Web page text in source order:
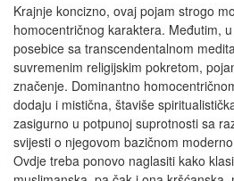
Krajnje koncizno, ovaj pojam strogo
homocentričnog karaktera. Međutim,
posebice sa transcendentalnom
suvremenim religijskim pokretom,
značenje. Dominantno
dodaju i mistična, štaviše
zasigurno u potpunoj suprotnosti sa
svijesti o njegovom bazičnom
Ovdje treba ponovo naglasiti kako